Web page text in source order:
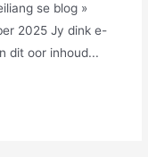
se blog »
2025 Jy dink e-
dit oor inhoud...